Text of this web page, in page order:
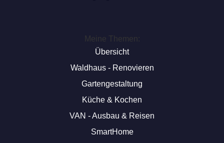
Meine Themen:
Übersicht
Waldhaus - Renovieren
Gartengestaltung
Küche & Kochen
VAN - Ausbau & Reisen
SmartHome